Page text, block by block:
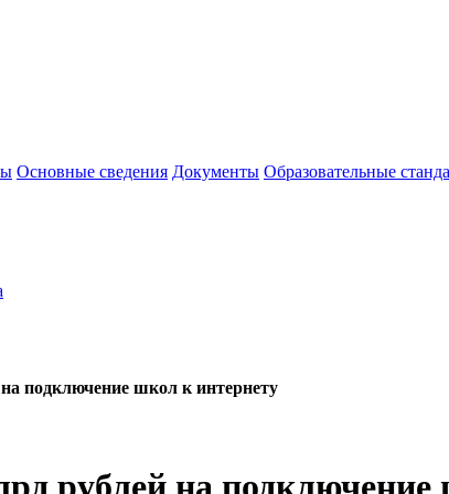
Основные сведения Документы Образовательные
подключение школ к интернету